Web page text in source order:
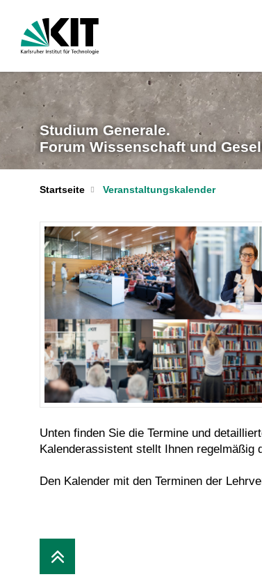
Studium Generale.
Forum Wissenschaft und
Startseite Veranstaltungskalender
Unten finden Sie die Termine und
Kalenderassistent stellt Ihnen
Den Kalender mit den Terminen der